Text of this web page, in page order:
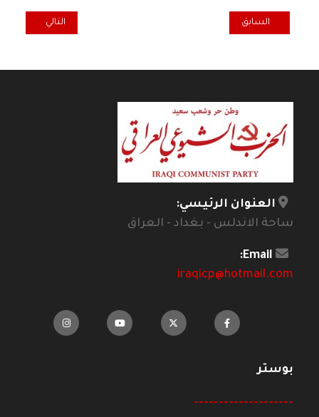
المقال السابق: مجـداً عيد الشغيلة
السابق المقال التالي:
التالي
العنوان الرئيسي:
ساحة الاندلس - بغداد - العراق
Email:
iraqicp@hotmail.com
بوستر
--------------------